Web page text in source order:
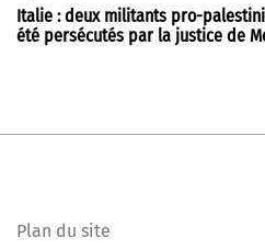
Italie : deux militants pro-
été persécutés par la justice de
Plan du site